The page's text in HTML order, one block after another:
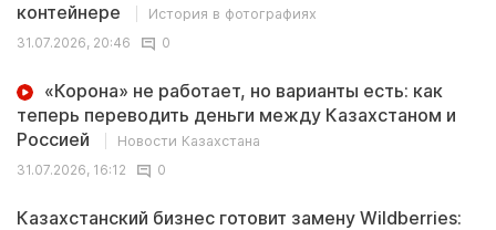
контейнере
История в фотографиях
31.07.2026, 20:46
0
«Корона» не работает, но варианты есть: как
теперь переводить деньги между Казахстаном и
Россией
Новости Казахстана
31.07.2026, 16:12
0
Казахстанский бизнес готовит замену Wildberries: